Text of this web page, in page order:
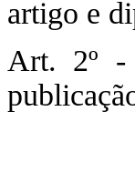
artigo e
Art. 2º -